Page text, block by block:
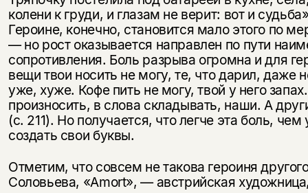
колени к груди, и глазам не верит: вот и
Героине, конечно, становится мало этого по
— но рост оказы­вается направлен по пути
сопротивления. Боль разрыва огромна и для
вещи твои носить не могу, те, что дарил, даже
уже, хуже. Кофе пить не могу, твой у него
произносить, в слова склады­вать, наши. А
(с. 211). Но получается, что легче эта боль,
создать свои буквы.
Отметим, что совсем не такова героиня
Соловьева, «Amort», — австрийская